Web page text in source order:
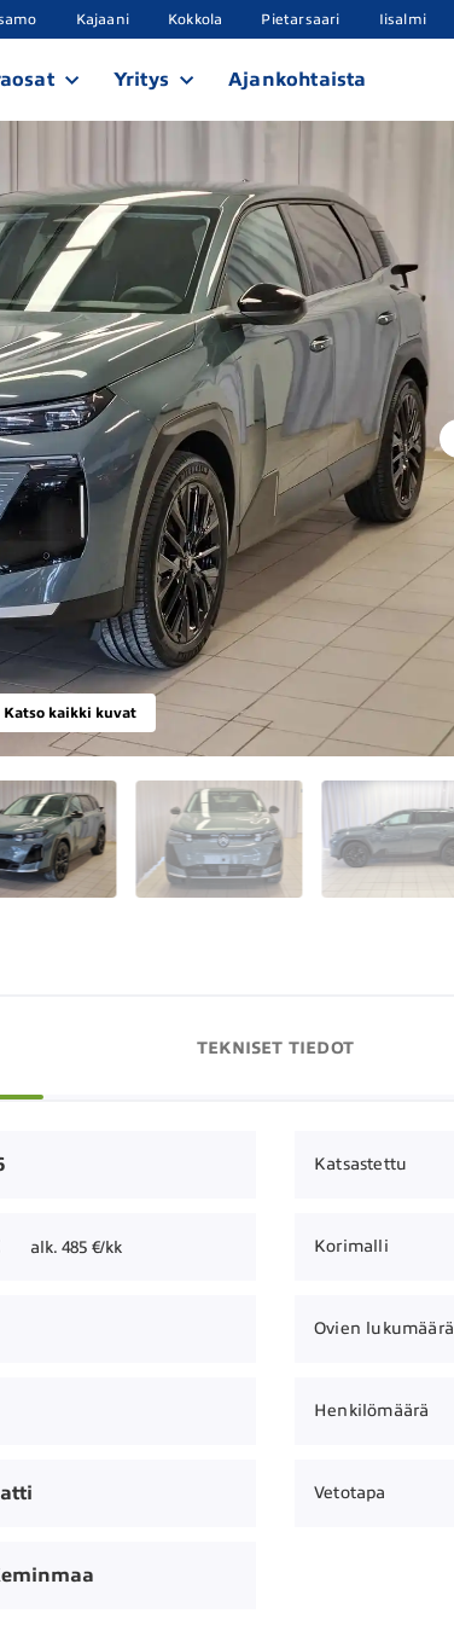
Kajaani Kokkola Pietarsaari Iisalmi
Yritys Ajankohtaista
Katso kaikki kuvat
TEKNISET TIEDOT
Katsastettu
alk. 485 €/kk Korimalli
Ovien lukumäärä
Henkilömäärä
Vetotapa